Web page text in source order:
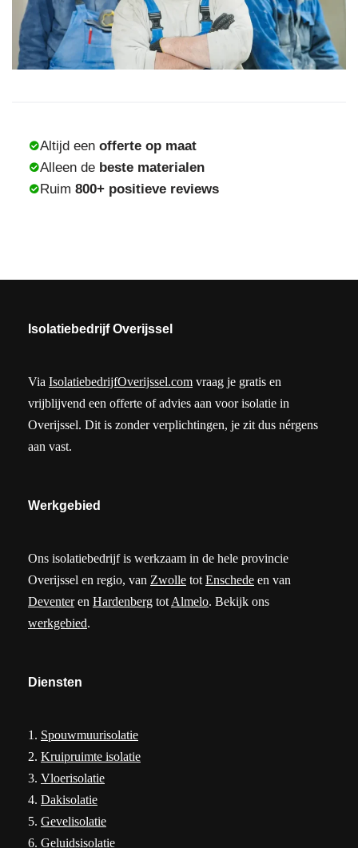
Altijd een offerte op maat
Alleen de beste materialen
Ruim 800+ positieve reviews
Isolatiebedrijf Overijssel
Via IsolatiebedrijfOverijssel.com vraag je gratis en
vrijblijvend een offerte of advies aan voor isolatie in
Overijssel. Dit is zonder verplichtingen, je zit dus nérgens
aan vast.
Werkgebied
Ons isolatiebedrijf is werkzaam in de hele provincie
Overijssel en regio, van Zwolle tot Enschede en van
Deventeren Hardenberg tot Almelo. Bekijk ons
werkgebied.
Diensten
1. Spouwmuurisolatie
2. Kruipruimte isolatie
3. Vloerisolatie
4. Dakisolatie
5. Gevelisolatie
6. Geluidsisolatie